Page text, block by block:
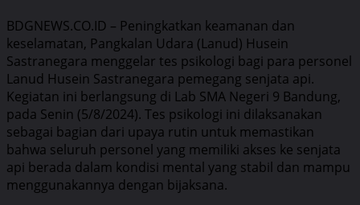
BDGNEWS.CO.ID – Peningkatkan keamanan dan
keselamatan, Pangkalan Udara (Lanud) Husein
Sastranegara menggelar tes psikologi bagi para personel
Lanud Husein Sastranegara pemegang senjata api.
Kegiatan ini berlangsung di Lab SMA Negeri 9 Bandung,
pada Senin (5/8/2024). Tes psikologi ini dilaksanakan
sebagai bagian dari upaya rutin untuk memastikan
bahwa seluruh personel yang memiliki akses ke senjata
api berada dalam kondisi mental yang stabil dan mampu
menggunakannya dengan bijaksana.